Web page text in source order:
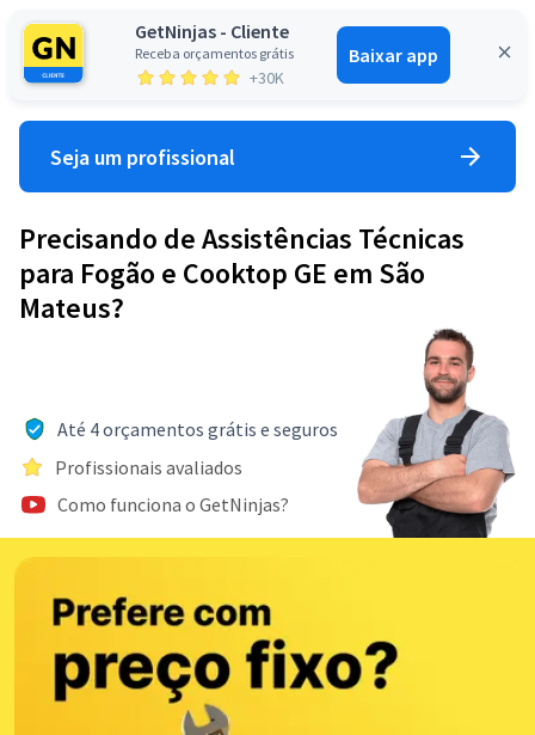
GetNinjas - Cliente
Receba orçamentos grátis
+30K
Baixar app
Entrar
Seja um profissional
Precisando de Assistências Técnicas
para Fogão e Cooktop GE em São
Mateus?
Até 4 orçamentos grátis e seguros
Profissionais avaliados
Como funciona o GetNinjas?